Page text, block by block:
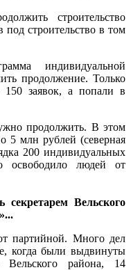
строительство
под строительство в том
индивидуальной
продолжение. Только
150 заявок, а попали в
продолжить. В этом
5 млн рублей (северная
200 индивидуальных
освободило людей от
Вельского
партийной. Много дел
когда были выдвинуты
района, 14